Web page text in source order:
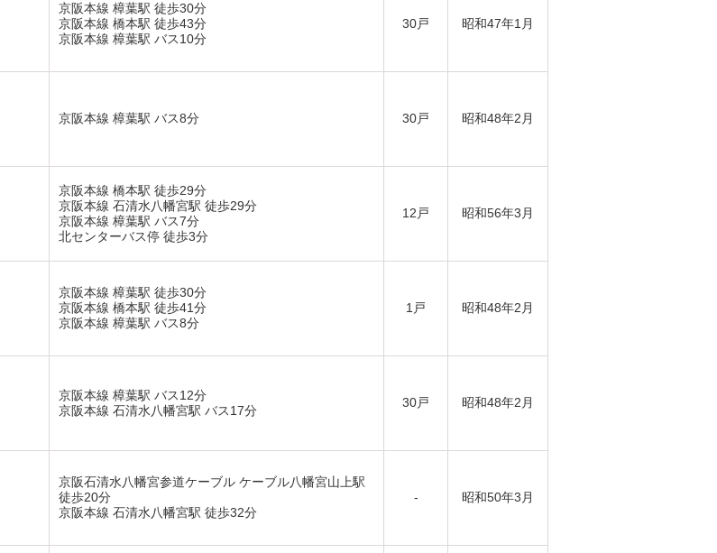
京阪本線 樟葉駅 徒歩30分
京阪本線 橋本駅 徒歩43分
京阪本線 樟葉駅 バス10分
30戸 昭和47年1月
京阪本線 樟葉駅 バス8分 30戸 昭和48年2月
京阪本線 橋本駅 徒歩29分
京阪本線 石清水八幡宮駅 徒歩29分
京阪本線 樟葉駅 バス7分
北センターバス停 徒歩3分
12戸 昭和56年3月
京阪本線 樟葉駅 徒歩30分
京阪本線 橋本駅 徒歩41分
京阪本線 樟葉駅 バス8分
1戸 昭和48年2月
京阪本線 樟葉駅 バス12分
京阪本線 石清水八幡宮駅 バス17分
30戸 昭和48年2月
京阪石清水八幡宮参道ケーブル ケーブル八幡宮山上駅
徒歩20分
京阪本線 石清水八幡宮駅 徒歩32分
- 昭和50年3月